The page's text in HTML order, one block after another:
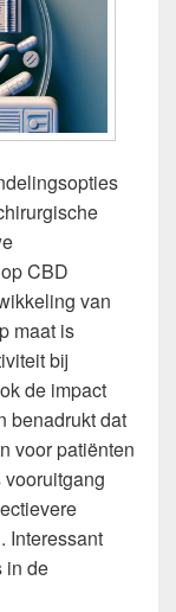
CBD
van
maat is
bij
de impact
benadrukt dat
voor patiënten
Interessant
in de